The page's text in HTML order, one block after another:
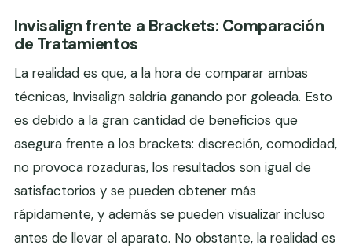
Invisalign frente a Brackets: Comparación
de Tratamientos
La realidad es que, a la hora de comparar ambas
técnicas, Invisalign saldría ganando por goleada. Esto
es debido a la gran cantidad de beneficios que
asegura frente a los brackets: discreción, comodidad,
no provoca rozaduras, los resultados son igual de
satisfactorios y se pueden obtener más
rápidamente, y además se pueden visualizar incluso
antes de llevar el aparato. No obstante, la realidad es